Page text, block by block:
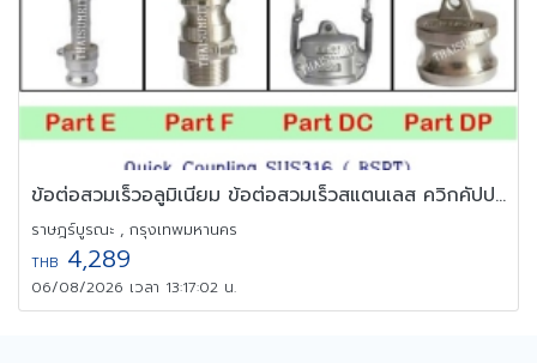
ข้อต่อสวมเร็วอลูมิเนียม ข้อต่อสวมเร็วสแตนเลส ควิกคัปปลิ้ง
ราษฎร์บูรณะ , กรุงเทพมหานคร
THB 4,289
06/08/2026 เวลา 13:17:02 น.